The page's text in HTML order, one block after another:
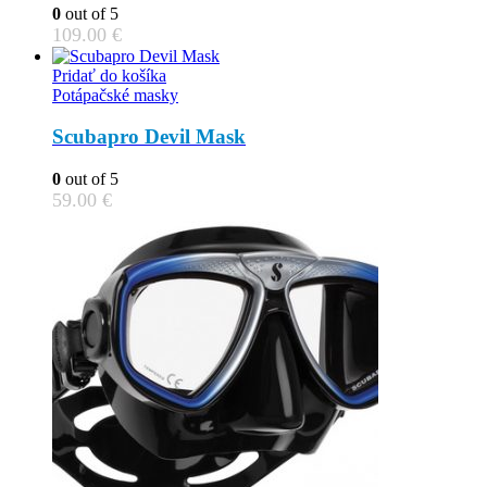
be
chosen
on
product
0 out of 5
109.00 €
Pridať do košíka
Potápačské masky
Scubapro Devil Mask
0 out of 5
59.00 €